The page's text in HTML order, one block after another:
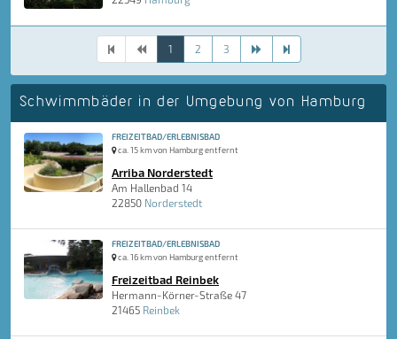
1 2 3
Schwimmbäder in der Umgebung von Hamburg
FREIZEITBAD/ERLEBNISBAD
ca. 15 km von Hamburg entfernt
Arriba Norderstedt
Am Hallenbad 14
22850 Norderstedt
FREIZEITBAD/ERLEBNISBAD
ca. 16 km von Hamburg entfernt
Freizeitbad Reinbek
Hermann-Körner-Straße 47
21465 Reinbek